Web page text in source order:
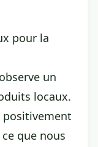
pour la
un
locaux.
positivement
que nous